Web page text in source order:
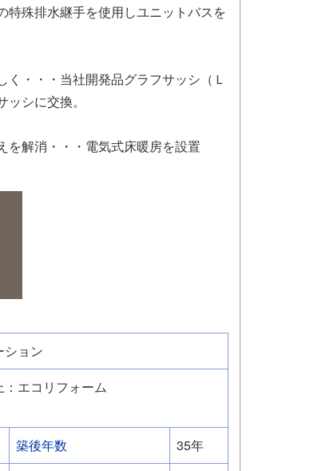
特殊排水継手を使用しユニットバスを
く・・・当社開発品グラフサッシ（Ｌ
シに交換。
を解消・・・電気式床暖房を設置
ション
：エコリフォーム
築後年数
35年